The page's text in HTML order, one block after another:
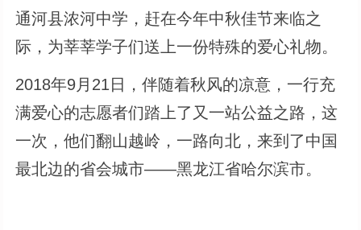
通河县浓河中学，赶在今年中秋佳节来临之
际，为莘莘学子们送上一份特殊的爱心礼物。
2018年9月21日，伴随着秋风的凉意，一行充
满爱心的志愿者们踏上了又一站公益之路，这
一次，他们翻山越岭，一路向北，来到了中国
最北边的省会城市——黑龙江省哈尔滨市。